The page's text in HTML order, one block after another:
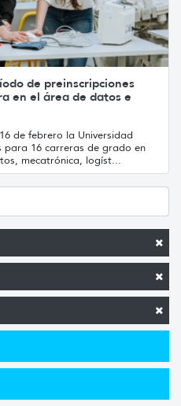
de preinscripciones
en el área de datos e
de febrero la Universidad
para 16 carreras de grado en
mecatrónica, logíst...